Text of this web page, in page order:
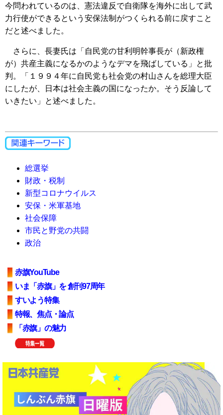
今問われているのは、憲法違反で自衛隊を海外に出して武
力行使ができるという安保法制がつくられる前に戻すこと
だと述べました。
さらに、長妻氏は「自民党の甘利明幹事長が（新政権
が）共産主義になるかのようなデマを飛ばしている」と批
判。「１９９４年に自民党も社会党の村山さんを総理大臣
にしたが、日本は社会主義の国になったか。そう反論して
いきたい」と述べました。
総選挙
財政・税制
新型コロナウイルス
安保・米軍基地
社会保障
市民と野党の共闘
政治
赤旗YouTube
いま「赤旗」を 創刊97周年
すいよう特集
特報、焦点・論点
「赤旗」の魅力